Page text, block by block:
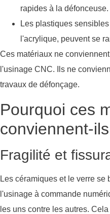
rapides à la défonceuse.
Les plastiques
l'acrylique, peuvent se
Ces matériaux ne
l'usinage CNC. Ils ne
travaux de défonçage.
Pourquoi ces
conviennent-
Fragilité et
Les céramiques et le verre se
l'usinage à commande
les uns contre les autres.